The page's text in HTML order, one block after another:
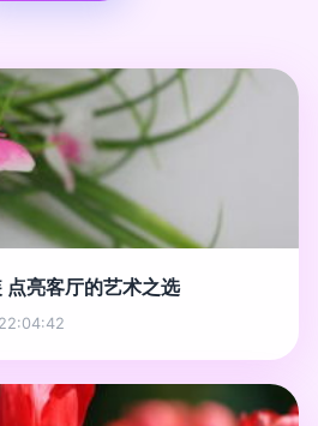
点亮客厅的艺术之选